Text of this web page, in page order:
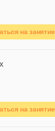
на занятие
на занятие